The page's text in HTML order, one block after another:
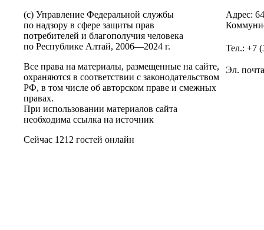
(c) Управление Федеральной службы
по надзору в сфере защиты прав
потребителей и благополучия человека
по Республике Алтай, 2006—2024 г.
Все права на материалы, размещенные на сайте,
охраняются в соответствии с законодательством
РФ, в том числе об авторском праве и смежных
правах.
При использовании материалов сайта
необходима ссылка на источник
Сейчас 1212 гостей онлайн
Адрес:
Тел.: +7
Эл.